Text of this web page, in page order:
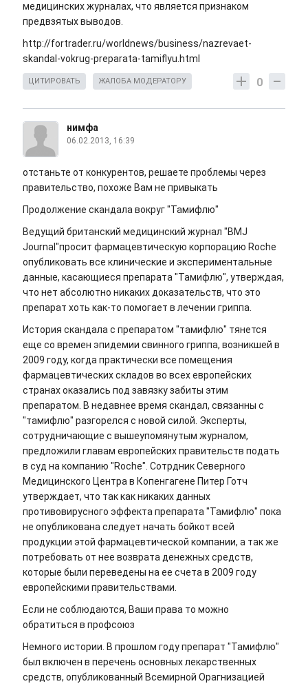
медицинских журналах, что является признаком
предвзятых выводов.
http://fortrader.ru/worldnews/business/nazrevaet-
skandal-vokrug-preparata-tamiflyu.html
0
ЦИТИРОВАТЬ ЖАЛОБА МОДЕРАТОРУ
нимфа
06.02.2013, 16:39
отстаньте от конкурентов, решаете проблемы через
правительство, похоже Вам не привыкать
Продолжение скандала вокруг "Тамифлю"
Ведущий британский медицинский журнал "BMJ
Journal"просит фармацевтическую корпорацию Roche
опубликовать все клинические и экспериментальные
данные, касающиеся препарата "Тамифлю", утверждая,
что нет абсолютно никаких доказательств, что это
препарат хоть как-то помогает в лечении гриппа.
История скандала с препаратом "тамифлю" тянется
еще со времен эпидемии свинного гриппа, возникшей в
2009 году, когда практически все помещения
фармацевтических складов во всех европейских
странах оказались под завязку забиты этим
препаратом. В недавнее время скандал, связанны с
"тамифлю" разгорелся с новой силой. Эксперты,
сотрудничающие с вышеупомянутым журналом,
предложили главам европейских правительств подать
в суд на компанию "Roсhe". Сотрдник Северного
Медицинского Центра в Копенгагене Питер Готч
утверждает, что так как никаких данных
противовирусного эффекта препарата "Тамифлю" пока
не опубликована следует начать бойкот всей
продукции этой фармацевтической компании, а так же
потребовать от нее возврата денежных средств,
которые были переведены на ее счета в 2009 году
европейскими правительствами.
Если не соблюдаются, Ваши права то можно
обратиться в профсоюз
Немного истории. В прошлом году препарат "Тамифлю"
был включен в перечень основных лекарственных
средств, опубликованный Всемирной Орагнизацией